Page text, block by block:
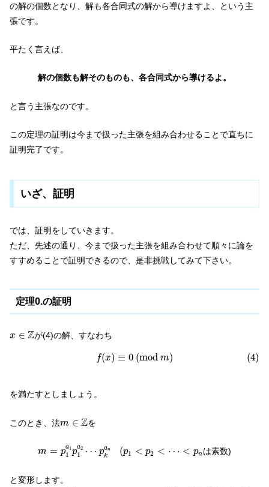
の解の個数となり、解も各合同式の解から導けますよ、という主
張です。
平たく言えば、
解の個数も解そのものも、各合同式から導けるよ。
と言う主張なのです。
この定理の証明は今まで扱った主張を組み合わせることで直ちに
証明完了です。
いざ、証明
では、証明をしていきます。
ただ、先述の通り、今まで扱った主張を組み合わせて順々に論を
すすめることで証明できるので、是非挑戦してみて下さい。
定理0.の証明
x ∈ Z
x ∈Z が(4)の解、すなわち
f(x) ≡ 0 (mod m) (4)
(4) ( 0 ( d m)
を満たすとしましょう。
このとき、法m ∈ Z
m ∈Z を
m = pa1
1 pa2
1 ⋯ pan
k
a1 p1 ⋯p an
(p1 < p2 < ⋯ < pn
( p ⋯ は素数)
と変形します。